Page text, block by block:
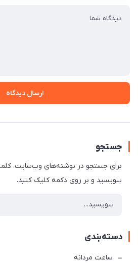
ارسال دیدگاه
جستجو
برای جستجو در نوشته‌های وب‌سایت، کلمه‌ی
بنویسید و بر روی دکمه کلیک کنید.
دسته‌بندی
ساعت مردانه